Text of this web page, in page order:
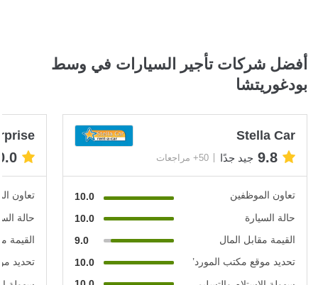
أفضل شركات تأجير السيارات في وسط
بودغوريتشا
Stella Car
9.8 جيد جدًا 50+ مراجعات
تعاون الموظفين
10.0
حالة السيارة
10.0
القيمة مقابل المال
9.0
تحديد موقع مكتب المورد’
10.0
تعاون
حالة
القيمة
تحديد